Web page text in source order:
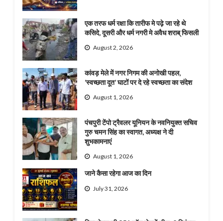
एक तरफ धर्म रक्षा कि तारीफ मे पढ़े जा रहे थे
कसिदे, दूसरी और धर्म नगरी मे अवैध शराब् फिसली
August 2, 2026
कांवड़ मेले में नगर निगम की अनोखी पहल,
‘स्वच्छता दूत’ घाटों पर दे रहे स्वच्छता का संदेश
August 1, 2026
पंचपुरी टेंपो ट्रैवलर यूनियन के नवनियुक्त सचिव
गुरु चमन सिंह का स्वागत, अध्यक्ष ने दी
शुभकामनाएं
August 1, 2026
जाने कैसा रहेगा आज का दिन
July 31, 2026